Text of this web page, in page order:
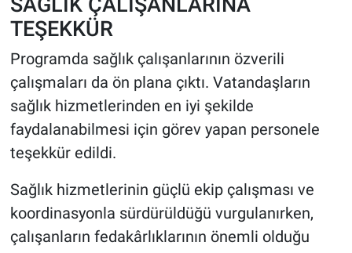
TEŞEKKÜR
Programda sağlık çalışanlarının özverili
çalışmaları da ön plana çıktı. Vatandaşların
sağlık hizmetlerinden en iyi şekilde
faydalanabilmesi için görev yapan personele
teşekkür edildi.
Sağlık hizmetlerinin güçlü ekip çalışması ve
koordinasyonla sürdürüldüğü vurgulanırken,
çalışanların fedakârlıklarının önemli olduğu